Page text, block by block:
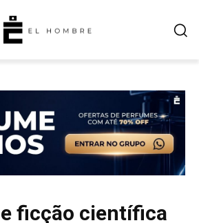
ficção científica